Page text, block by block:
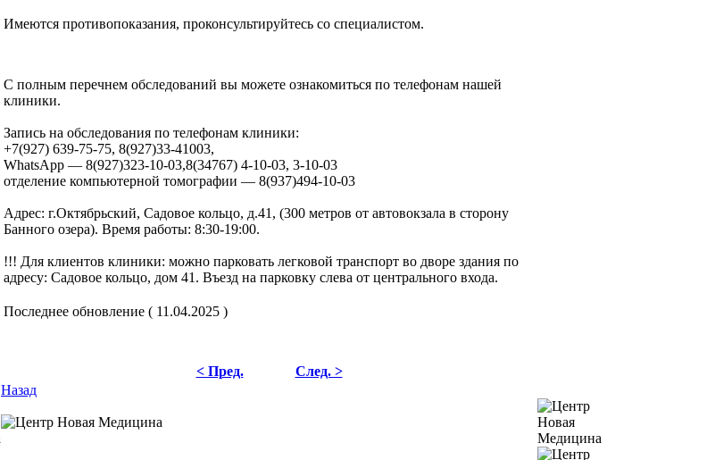
Имеются противопоказания, проконсультируйтесь со специалистом.
С полным перечнем обследований вы можете ознакомиться по телефонам нашей
клиники.
Запись на обследования по телефонам клиники:
+7(927) 639-75-75, 8(927)33-41003,
WhatsApp — 8(927)323-10-03,8(34767) 4-10-03, 3-10-03
отделение компьютерной томографии — 8(937)494-10-03
Адрес: г.Октябрьский, Садовое кольцо, д.41, (300 метров от автовокзала в сторону
Банного озера). Время работы: 8:30-19:00.
!!! Для клиентов клиники: можно парковать легковой транспорт во дворе здания по
адресу: Садовое кольцо, дом 41. Въезд на парковку слева от центрального входа.
Последнее обновление ( 11.04.2025 )
< Пред.
След. >
Назад